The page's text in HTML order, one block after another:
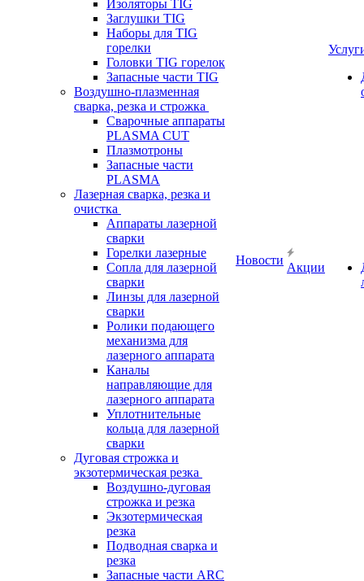
Изоляторы TIG
Заглушки TIG
Наборы для TIG
горелки
Головки TIG горелок
Запасные части TIG
Воздушно-плазменная
сварка, резка и строжка
Сварочные аппараты
PLASMA CUT
Плазмотроны
Запасные части
PLASMA
Лазерная сварка, резка и
очистка
Аппараты лазерной
сварки
Горелки лазерные
Сопла для лазерной
сварки
Линзы для лазерной
сварки
Ролики подающего
механизма для
лазерного аппарата
Каналы
направляющие для
лазерного аппарата
Уплотнительные
кольца для лазерной
сварки
Дуговая строжка и
экзотермическая резка
Воздушно-дуговая
строжка и резка
Экзотермическая
резка
Подводная сварка и
резка
Запасные части ARC
Новости
Акции